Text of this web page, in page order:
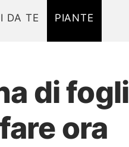
DA TE PIANTE
Search for:
di
ora